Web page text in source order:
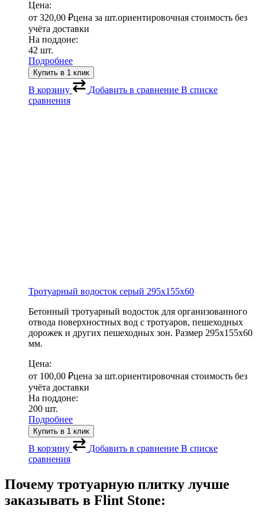
Цена:
от 320,00 ₽цена за шт.ориентировочная стоимость без
учёта доставки
На поддоне:
42 шт.
Подробнее
Купить в 1 клик
В корзину Добавить в сравнение В списке
сравнения
Тротуарный водосток серый 295х155х60
Бетонный тротуарный водосток для организованного
отвода поверхностных вод с тротуаров, пешеходных
дорожек и других пешеходных зон. Размер 295х155х60
мм.
Цена:
от 100,00 ₽цена за шт.ориентировочная стоимость без
учёта доставки
На поддоне:
200 шт.
Подробнее
Купить в 1 клик
В корзину Добавить в сравнение В списке
сравнения
Почему тротуарную плитку лучше
заказывать в Flint Stone: